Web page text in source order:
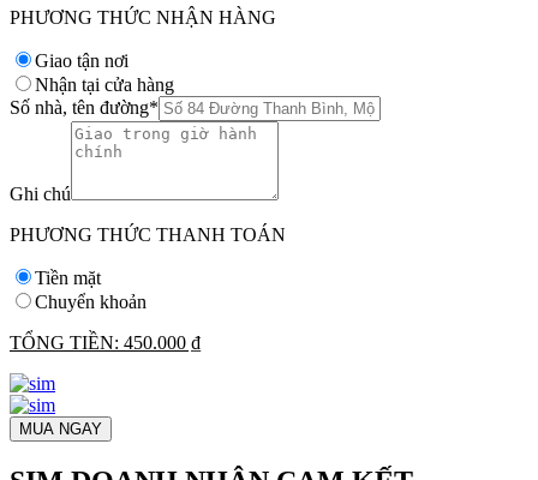
PHƯƠNG THỨC NHẬN HÀNG
Giao tận nơi
Nhận tại cửa hàng
Số nhà, tên đường*
Ghi chú
PHƯƠNG THỨC THANH TOÁN
Tiền mặt
Chuyển khoản
TỔNG TIỀN: 450.000 ₫
MUA NGAY